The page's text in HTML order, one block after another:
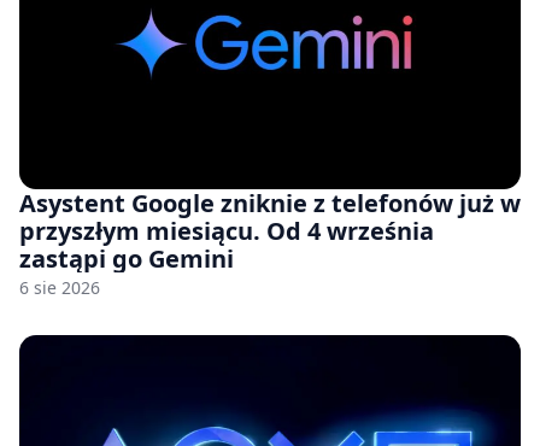
Asystent Google zniknie z telefonów już w
przyszłym miesiącu. Od 4 września
zastąpi go Gemini
6 sie 2026